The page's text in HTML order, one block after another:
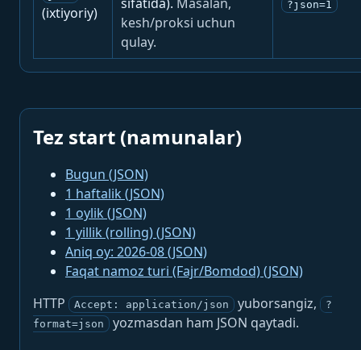
(ixtiyoriy)
kesh/proksi uchun
qulay.
?json=1
Tez start (namunalar)
Bugun (JSON)
1 haftalik (JSON)
1 oylik (JSON)
1 yillik (rolling) (JSON)
Aniq oy: 2026-08 (JSON)
Faqat namoz turi (Fajr/Bomdod) (JSON)
HTTP
Accept: application/json yuborsangiz,
?
format=json
yozmasdan ham JSON qaytadi.